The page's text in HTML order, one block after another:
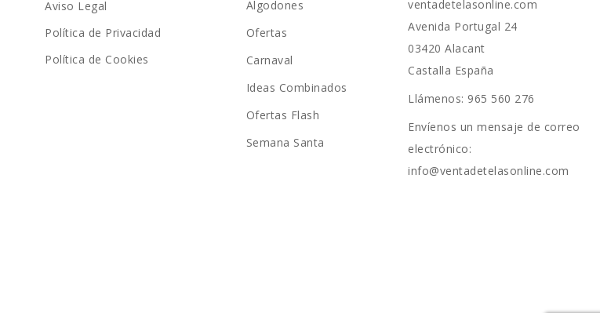
Aviso Legal
Política de Privacidad
Política de Cookies
Algodones
Ofertas
Carnaval
Ideas Combinados
Ofertas Flash
Semana Santa
ventadetelasonline.com
Avenida Portugal 24
03420 Alacant
Castalla España
Llámenos: 965 560 276
Envíenos un mensaje de correo
electrónico:
info@ventadetelasonline.com